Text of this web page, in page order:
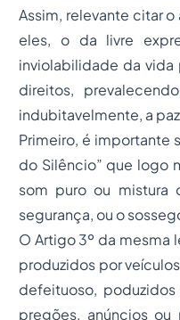
Assim, relevante citar
eles, o da livre
inviolabilidade da
direitos,
indubitavelmente, a
Primeiro, é importante
do Silêncio” que logo
som puro ou mistura
segurança, ou o
O Artigo 3º da mesma
produzidos por
defeituoso,
pregões, anúncios